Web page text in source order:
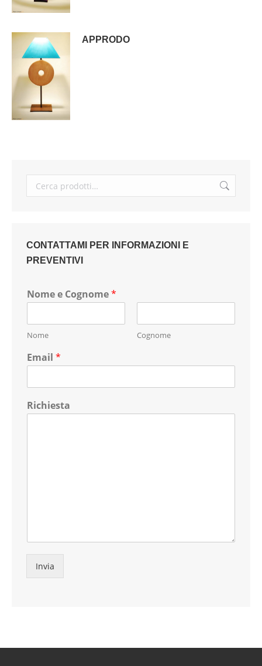
APPRODO
CONTATTAMI PER INFORMAZIONI E
PREVENTIVI
Nome e Cognome*
Nome Cognome
Email *
Richiesta
Invia